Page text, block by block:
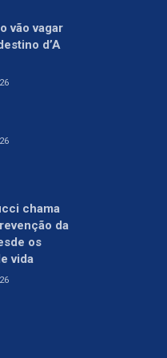
vão vagar
d’A
chama
da
os
vida